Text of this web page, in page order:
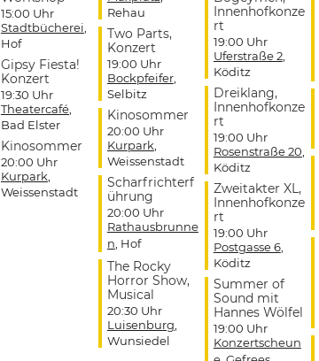
15:00 Uhr
Stadtbücherei,
Hof
Gipsy Fiesta!
Konzert
19:30 Uhr
Theatercafé,
Bad Elster
Kinosommer
20:00 Uhr
Kurpark,
Weissenstadt
Rehau
Two Parts,
Konzert
19:00 Uhr
Bockpfeifer,
Selbitz
Kinosommer
20:00 Uhr
Kurpark,
Weissenstadt
Scharfrichterf
ührung
20:00 Uhr
Rathausbrunne
n, Hof
The Rocky
Horror Show,
Musical
20:30 Uhr
Luisenburg,
Wunsiedel
Innenhofkonze
rt
19:00 Uhr
Uferstraße 2,
Köditz
Dreiklang,
Innenhofkonze
rt
19:00 Uhr
Rosenstraße 20,
Köditz
Zweitakter XL,
Innenhofkonze
rt
19:00 Uhr
Postgasse 6,
Köditz
Summer of
Sound mit
Hannes Wölfel
19:00 Uhr
Konzertscheun